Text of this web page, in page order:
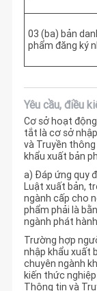
03 (ba) bản
phẩm đăng ký
Yêu cầu, điều
Cơ sở hoạt
tắt là cơ sở
và Truyền
khẩu xuất bản
a) Đáp ứng quy
Luật xuất bản,
ngành cấp cho
phẩm phải là
ngành phát
Trường hợp
nhập khẩu xuất
chuyên ngành
kiến thức
Thông tin và